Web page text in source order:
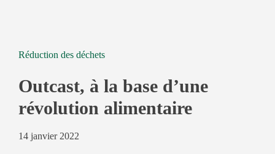
Réduction des déchets
Outcast, à la base d’une
révolution alimentaire
14 janvier 2022